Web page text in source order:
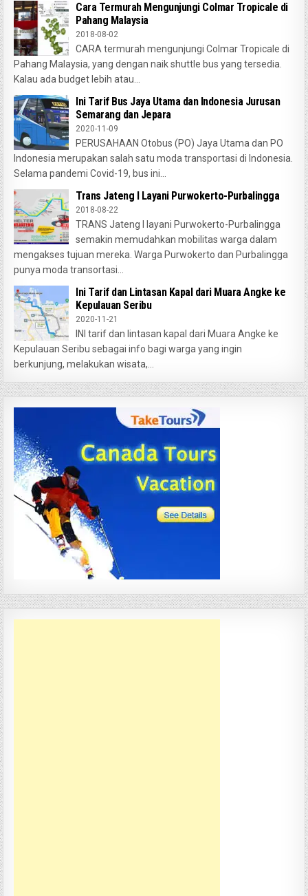
Cara Termurah Mengunjungi Colmar Tropicale di
Pahang Malaysia
2018-08-02
CARA termurah mengunjungi Colmar Tropicale di
Pahang Malaysia, yang dengan naik shuttle bus yang tersedia.
Kalau ada budget lebih atau...
Ini Tarif Bus Jaya Utama dan Indonesia Jurusan
Semarang dan Jepara
2020-11-09
PERUSAHAAN Otobus (PO) Jaya Utama dan PO
Indonesia merupakan salah satu moda transportasi di Indonesia.
Selama pandemi Covid-19, bus ini...
Trans Jateng I Layani Purwokerto-Purbalingga
2018-08-22
TRANS Jateng I layani Purwokerto-Purbalingga
semakin memudahkan mobilitas warga dalam
mengakses tujuan mereka. Warga Purwokerto dan Purbalingga
punya moda transortasi...
Ini Tarif dan Lintasan Kapal dari Muara Angke ke
Kepulauan Seribu
2020-11-21
INI tarif dan lintasan kapal dari Muara Angke ke
Kepulauan Seribu sebagai info bagi warga yang ingin
berkunjung, melakukan wisata,...